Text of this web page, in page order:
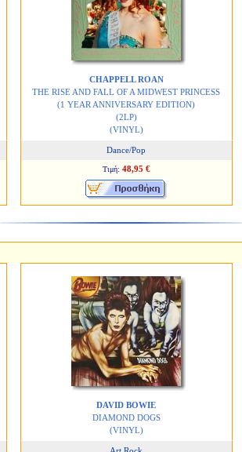
CHAPPELL ROAN
THE RISE AND FALL OF A MIDWEST PRINCESS
(1 YEAR ANNIVERSARY EDITION)
(2LP)
(VINYL)
Dance/Pop
Τιμή: 48,95 €
DAVID BOWIE
DIAMOND DOGS
(VINYL)